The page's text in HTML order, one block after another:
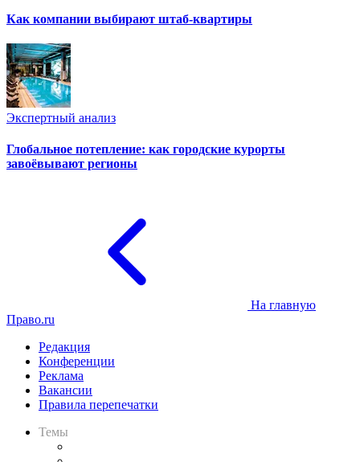
Как компании выбирают штаб-квартиры
Экспертный анализ
Глобальное потепление: как городские курорты
завоёвывают регионы
На главную
Право.ru
Редакция
Конференции
Реклама
Вакансии
Правила перепечатки
Темы